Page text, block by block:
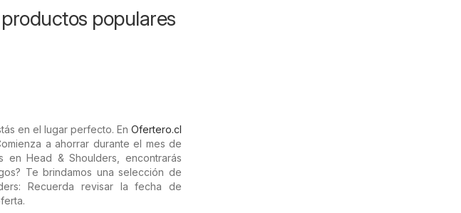
populares
en el lugar perfecto. En Ofertero.cl
a ahorrar durante el mes de
en Head & Shoulders, encontrarás
Te brindamos una selección de
Recuerda revisar la fecha de